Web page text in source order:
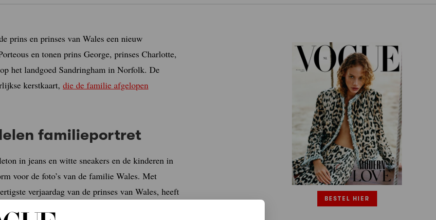
prins en prinses van Wales een nieuw
en tonen prins George, prinses Charlotte,
het landgoed Sandringham in Norfolk. De
kerstkaart, die de familie afgelopen
familieportret
in jeans en witte sneakers en de kinderen in
voor de foto’s van de familie Wales. Met
verjaardag van de prinses van Wales, heeft
delen bij het vieren van familiemijlpalen.
BESTEL HIER